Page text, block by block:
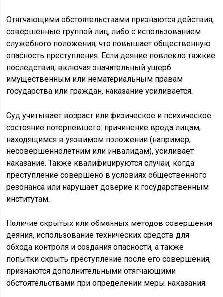
Отягчающими обстоятельствами признаются действия,
совершенные группой лиц, либо с использованием
служебного положения, что повышает общественную
опасность преступления. Если деяние повлекло тяжкие
последствия, включая значительный ущерб
имущественным или нематериальным правам
государства или граждан, наказание усиливается.
Суд учитывает возраст или физическое и психическое
состояние потерпевшего: причинение вреда лицам,
находящимся в уязвимом положении (например,
несовершеннолетним или инвалидам), усиливает
наказание. Также квалифицируются случаи, когда
преступление совершено в условиях общественного
резонанса или нарушает доверие к государственным
институтам.
Наличие скрытых или обманных методов совершения
деяния, использование технических средств для
обхода контроля и создания опасности, а также
попытки скрыть преступление после его совершения,
признаются дополнительными отягчающими
обстоятельствами при определении меры наказания.